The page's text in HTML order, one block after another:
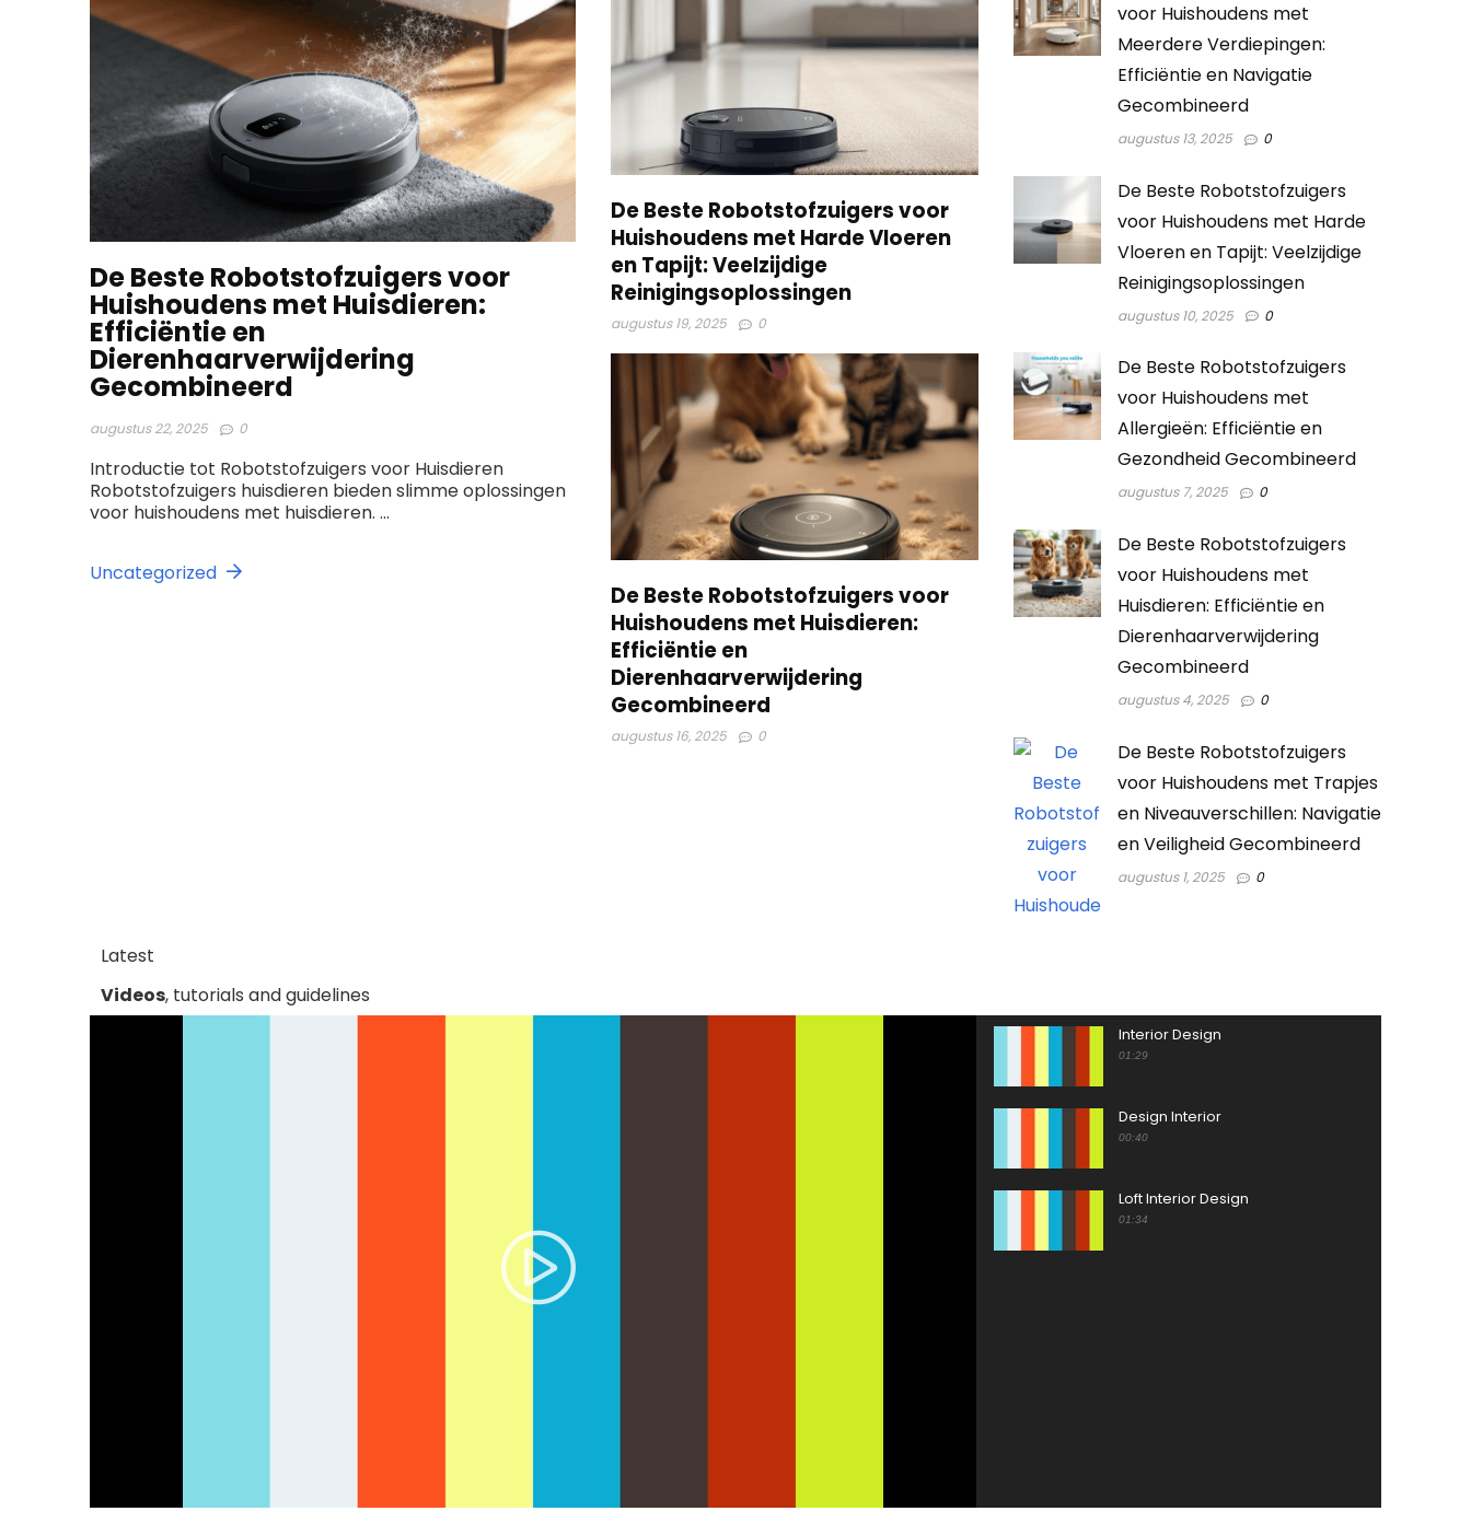
De Beste Robotstofzuigers voor
Huishoudens met Huisdieren:
Efficiëntie en
Dierenhaarverwijdering
Gecombineerd
augustus 22, 2025 0
Introductie tot Robotstofzuigers voor Huisdieren
Robotstofzuigers huisdieren bieden slimme oplossingen
voor huishoudens met huisdieren. ...
Uncategorized
De Beste Robotstofzuigers voor
Huishoudens met Harde Vloeren
en Tapijt: Veelzijdige
Reinigingsoplossingen
augustus 19, 2025 0
De Beste Robotstofzuigers voor
Huishoudens met Huisdieren:
Efficiëntie en
Dierenhaarverwijdering
Gecombineerd
augustus 16, 2025 0
voor Huishoudens met
Meerdere Verdiepingen:
Efficiëntie en Navigatie
Gecombineerd
augustus 13, 2025 0
De Beste Robotstofzuigers
voor Huishoudens met Harde
Vloeren en Tapijt: Veelzijdige
Reinigingsoplossingen
augustus 10, 2025 0
De Beste Robotstofzuigers
voor Huishoudens met
Allergieën: Efficiëntie en
Gezondheid Gecombineerd
augustus 7, 2025 0
De Beste Robotstofzuigers
voor Huishoudens met
Huisdieren: Efficiëntie en
Dierenhaarverwijdering
Gecombineerd
augustus 4, 2025 0
De Beste Robotstofzuigers
voor Huishoudens met Trapjes
en Niveauverschillen: Navigatie
en Veiligheid Gecombineerd
augustus 1, 2025 0
Latest
Videos, tutorials and guidelines
Interior Design
01:29
Design Interior
00:40
Loft Interior Design
01:34